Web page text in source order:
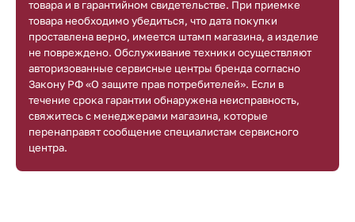
товара и в гарантийном свидетельстве. При приемке
товара необходимо убедиться, что дата покупки
проставлена верно, имеется штамп магазина, а изделие
не повреждено. Обслуживание техники осуществляют
авторизованные сервисные центры бренда согласно
Закону РФ «О защите прав потребителей». Если в
течение срока гарантии обнаружена неисправность,
свяжитесь с менеджерами магазина, которые
перенаправят сообщение специалистам сервисного
центра.